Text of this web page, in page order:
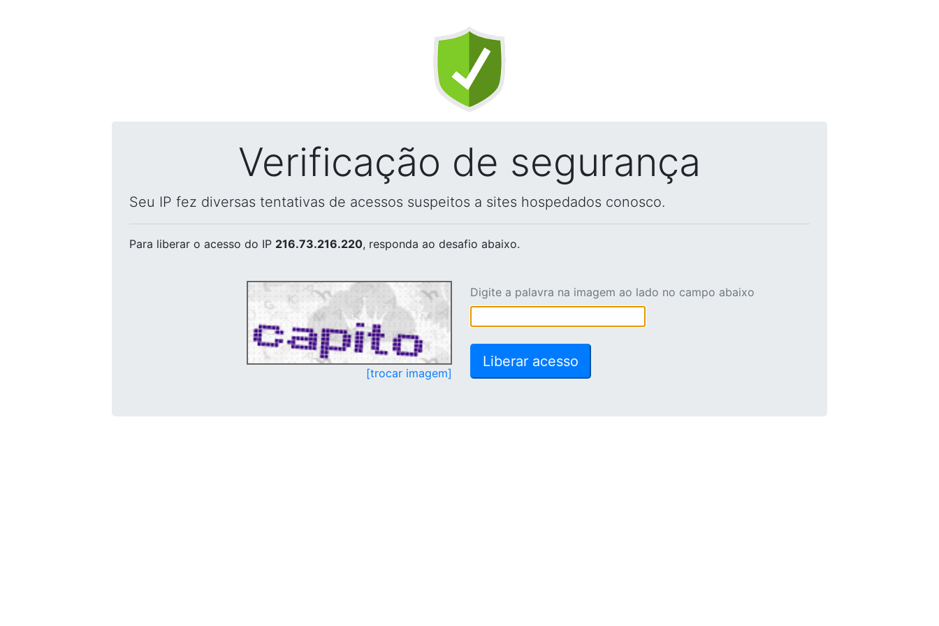
Verificação de segurança
Seu IP fez diversas tentativas de acessos suspeitos a sites hospedados conosco.
Para liberar o acesso do IP 216.73.216.220, responda ao desafio abaixo.
[trocar imagem]
Digite a palavra na imagem ao lado no campo abaixo